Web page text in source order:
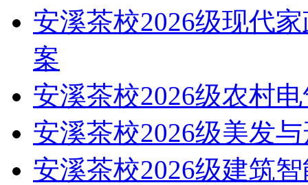
安溪茶校2026级现代
案
安溪茶校2026级农村
安溪茶校2026级美发
安溪茶校2026级建筑